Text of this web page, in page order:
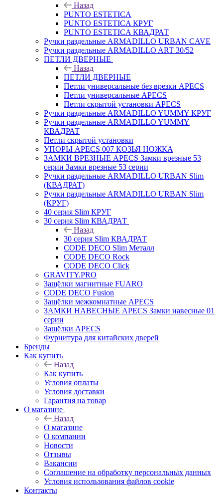
Назад
PUNTO ESTETICA
PUNTO ESTETICA КРУГ
PUNTO ESTETICA КВАДРАТ
Ручки раздельные ARMADILLO URBAN CAVE
Ручки раздельные ARMADILLO ART 30/52
ПЕТЛИ ДВЕРНЫЕ
Назад
ПЕТЛИ ДВЕРНЫЕ
Петли универсальные без врезки APECS
Петли универсальные APECS
Петли скрытой установки APECS
Ручки раздельные ARMADILLO YUMMY КРУГ
Ручки раздельные ARMADILLO YUMMY
КВАДРАТ
Петли скрытой установки
УПОРЫ APECS 007 КОЗЬЯ НОЖКА
ЗАМКИ ВРЕЗНЫЕ APECS Замки врезные 53
серии Замки врезные 53 серии
Ручки раздельные ARMADILLO URBAN Slim
(КВАДРАТ)
Ручки раздельные ARMADILLO URBAN Slim
(КРУГ)
40 серия Slim КРУГ
30 серия Slim КВАДРАТ
Назад
30 серия Slim КВАДРАТ
CODE DECO Slim Металл
CODE DECO Rock
CODE DECO Click
GRAVITY.PRO
Защёлки магнитные FUARO
CODE DECO Fusion
Защёлки межкомнатные APECS
ЗАМКИ НАВЕСНЫЕ APECS Замки навесные 01
серии
Защёлки APECS
Фурнитура для китайских дверей
Бренды
Как купить
Назад
Как купить
Условия оплаты
Условия доставки
Гарантия на товар
О магазине
Назад
О магазине
О компании
Новости
Отзывы
Вакансии
Соглашение на обработку персональных данных
Условия использования файлов cookie
Контакты